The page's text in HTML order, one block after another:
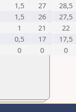
1,5 27 28,5
1,5 26 27,5
1 21 22
0,5 17 17,5
0 0 0